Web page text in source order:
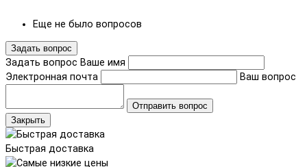
Еще не было вопросов
Задать вопрос
Задать вопрос Ваше имя
Электронная почта
Ваш вопрос
Отправить вопрос
Закрыть
Быстрая доставка